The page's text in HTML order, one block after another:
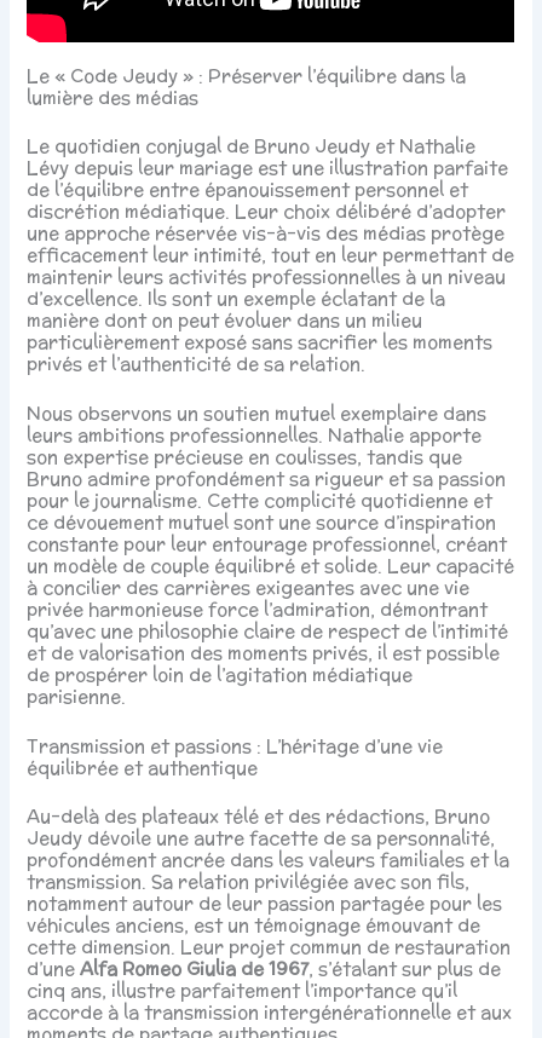
Le « Code Jeudy » : Préserver l’équilibre dans la
lumière des médias
Le quotidien conjugal de Bruno Jeudy et Nathalie
Lévy depuis leur mariage est une illustration parfaite
de l’équilibre entre épanouissement personnel et
discrétion médiatique. Leur choix délibéré d’adopter
une approche réservée vis-à-vis des médias protège
efficacement leur intimité, tout en leur permettant de
maintenir leurs activités professionnelles à un niveau
d’excellence. Ils sont un exemple éclatant de la
manière dont on peut évoluer dans un milieu
particulièrement exposé sans sacrifier les moments
privés et l’authenticité de sa relation.
Nous observons un soutien mutuel exemplaire dans
leurs ambitions professionnelles. Nathalie apporte
son expertise précieuse en coulisses, tandis que
Bruno admire profondément sa rigueur et sa passion
pour le journalisme. Cette complicité quotidienne et
ce dévouement mutuel sont une source d’inspiration
constante pour leur entourage professionnel, créant
un modèle de couple équilibré et solide. Leur capacité
à concilier des carrières exigeantes avec une vie
privée harmonieuse force l’admiration, démontrant
qu’avec une philosophie claire de respect de l’intimité
et de valorisation des moments privés, il est possible
de prospérer loin de l’agitation médiatique
parisienne.
Transmission et passions : L’héritage d’une vie
équilibrée et authentique
Au-delà des plateaux télé et des rédactions, Bruno
Jeudy dévoile une autre facette de sa personnalité,
profondément ancrée dans les valeurs familiales et la
transmission. Sa relation privilégiée avec son fils,
notamment autour de leur passion partagée pour les
véhicules anciens, est un témoignage émouvant de
cette dimension. Leur projet commun de restauration
d’uneAlfa Romeo Giulia de 1967, s’étalant sur plus de
cinq ans, illustre parfaitement l’importance qu’il
accorde à la transmission intergénérationnelle et aux